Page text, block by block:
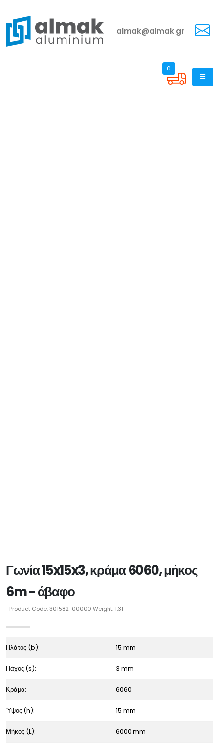
almak@almak.gr
0
Γωνία 15x15x3, κράμα 6060, μήκος
6m - άβαφο
Product Code: 301582-00000 Weight: 1,31
Πλάτος (b): 15 mm
Πάχος (s): 3 mm
Κράμα: 6060
Ύψος (h): 15 mm
Μήκος (L): 6000 mm